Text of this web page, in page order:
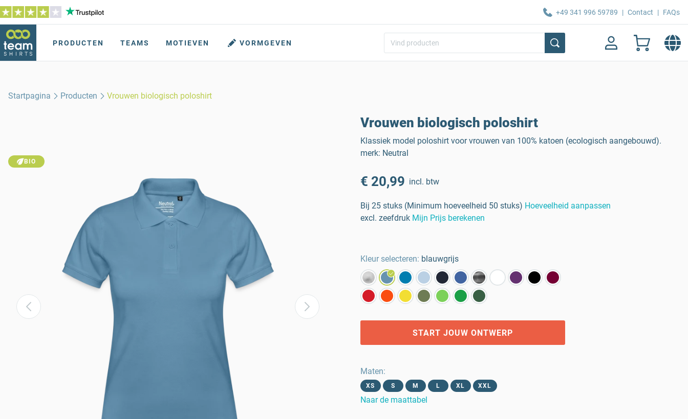
+49 341 996 59789 | Contact | FAQs
PRODUCTEN TEAMS MOTIEVEN VORMGEVEN
Startpagina Producten Vrouwen biologisch poloshirt
BIO
Vrouwen biologisch poloshirt
Klassiek model poloshirt voor vrouwen van 100% katoen (ecologisch aangebouwd).
merk: Neutral
€ 20,99 incl. btw
Bij 25 stuks (Minimum hoeveelheid 50 stuks) Hoeveelheid aanpassen
excl. zeefdruk Mijn Prijs berekenen
Kleur selecteren: blauwgrijs
START JOUW ONTWERP
Maten:
XS S M L XL XXL
Naar de maattabel